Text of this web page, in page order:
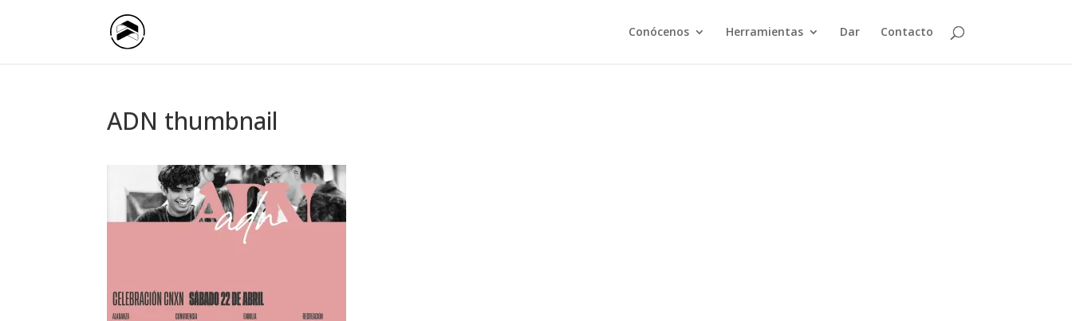
Conócenos Herramientas Dar Contacto
ADN thumbnail